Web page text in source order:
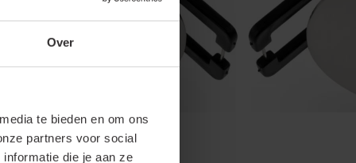
Over
te bieden en om ons
partners voor social
die je aan ze